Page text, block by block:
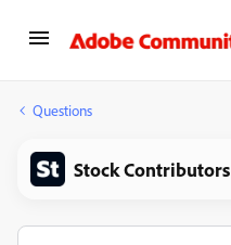
Questions
Stock Contributors